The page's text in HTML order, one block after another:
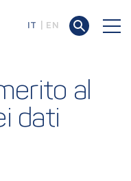
IT EN
al
dati